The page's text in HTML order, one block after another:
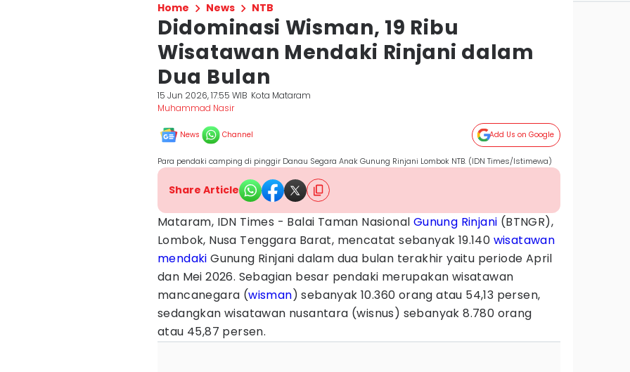
Home News NTB
Didominasi Wisman, 19 Ribu
Wisatawan Mendaki Rinjani dalam
Dua Bulan
15 Jun 2026, 17:55 WIB Kota Mataram
Muhammad Nasir
News Channel Add Us on Google
Para pendaki camping di pinggir Danau Segara Anak Gunung Rinjani Lombok NTB. (IDN Times/Istimewa)
Share Article
Mataram, IDN Times - Balai Taman Nasional Gunung Rinjani (BTNGR),
Lombok, Nusa Tenggara Barat, mencatat sebanyak 19.140 wisatawan
mendaki Gunung Rinjani dalam dua bulan terakhir yaitu periode April
dan Mei 2026. Sebagian besar pendaki merupakan wisatawan
mancanegara (wisman) sebanyak 10.360 orang atau 54,13 persen,
sedangkan wisatawan nusantara (wisnus) sebanyak 8.780 orang
atau 45,87 persen.